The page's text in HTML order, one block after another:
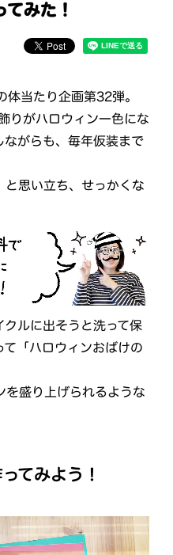
みた！
当たり企画第32弾。
りがハロウィン一色にな
ながらも、毎年仮装まで
と思い立ち、せっかくな
クルに出そうと洗って保
て「ハロウィンおばけの
を盛り上げられるような
てみよう！